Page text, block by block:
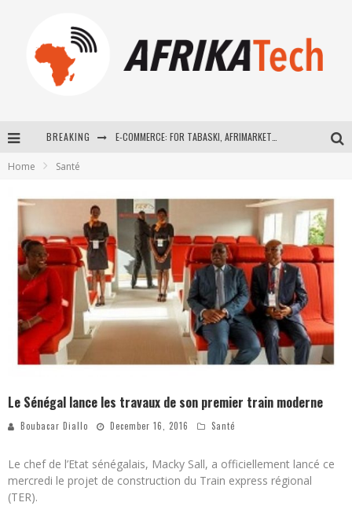
BREAKING
New to online sports betting? Consider These Tips to Play Your First Online Sports Betting Successfully
How Technology Has Changed Sports
Home Santé
Le Sénégal lance les travaux de son premier train moderne
Boubacar Diallo December 16, 2016 Santé
Le chef de l’Etat sénégalais, Macky Sall, a officiellement lancé ce
mercredi le projet de construction du Train express régional
(TER).